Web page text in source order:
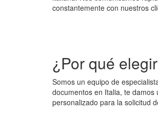
constantemente con nuestros
¿Por qué
Somos un equipo de
documentos en Italia, te damos
personalizado para la solicitud